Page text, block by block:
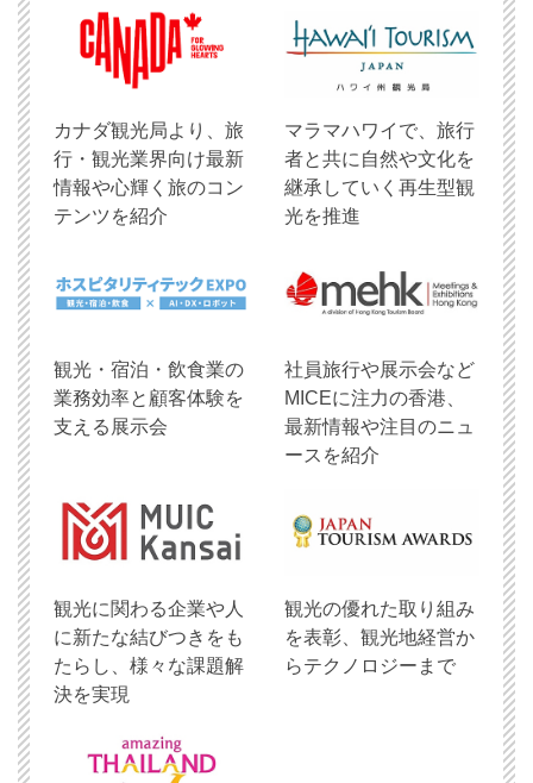
​カナダ観光局より、旅
行・観光業界向け最新
情報や心輝く旅のコン
テンツを紹介
マラマハワイで、旅行
者と共に自然や文化を
継承していく再生型観
光を推進
観光・宿泊・飲食業の
業務効率と顧客体験を
支える展示会
社員旅行や展示会など
MICEに注力の香港、
最新情報や注目のニュ
ースを紹介
観光に関わる企業や人
に新たな結びつきをも
たらし、様々な課題解
決を実現
観光の優れた取り組み
を表彰、観光地経営か
らテクノロジーまで